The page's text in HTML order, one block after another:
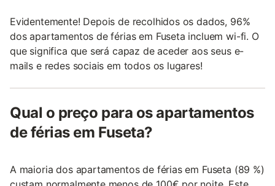
Evidentemente! Depois de recolhidos os dados, 96%
dos apartamentos de férias em Fuseta incluem wi-fi. O
que significa que será capaz de aceder aos seus e-
mails e redes sociais em todos os lugares!
Qual o preço para os apartamentos
de férias em Fuseta?
A maioria dos apartamentos de férias em Fuseta (89 %)